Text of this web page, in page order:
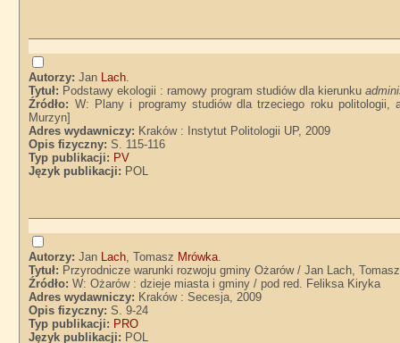
Autorzy:Jan Lach.
Tytuł: Podstawy ekologii : ramowy program studiów dla kierunku
Źródło: W: Plany i programy studiów dla trzeciego roku politologii,
Murzyn]
Adres wydawniczy: Kraków : Instytut Politologii UP, 2009
Opis fizyczny:S. 115-116
Typ publikacji: PV
Język publikacji: POL
Autorzy:Jan Lach, Tomasz Mrówka.
Tytuł: Przyrodnicze warunki rozwoju gminy Ożarów / Jan Lach,
Źródło:W: Ożarów : dzieje miasta i gminy / pod red. Feliksa Kiryka
Adres wydawniczy: Kraków : Secesja, 2009
Opis fizyczny:S. 9-24
Typ publikacji: PRO
Język publikacji: POL